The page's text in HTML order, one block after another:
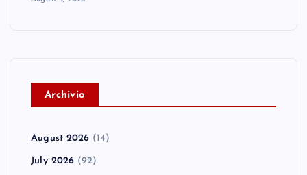
Archivio
August 2026 (14)
July 2026 (92)